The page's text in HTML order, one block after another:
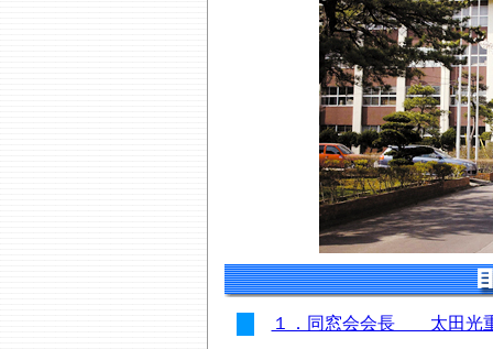
１．同窓会会長 太田光